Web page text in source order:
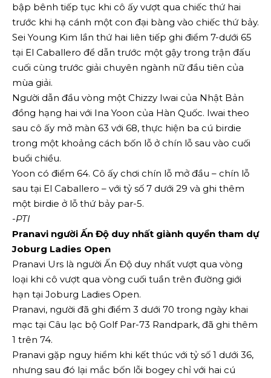
bập bênh tiếp tục khi cô ấy vượt qua chiếc thứ hai
trước khi hạ cánh một con đại bàng vào chiếc thứ bảy.
Sei Young Kim lần thứ hai liên tiếp ghi điểm 7-dưới 65
tại El Caballero để dẫn trước một gậy trong trận đấu
cuối cùng trước giải chuyên ngành nữ đầu tiên của
mùa giải.
Người dẫn đầu vòng một Chizzy Iwai của Nhật Bản
đồng hạng hai với Ina Yoon của Hàn Quốc. Iwai theo
sau cô ấy mở màn 63 với 68, thực hiện ba cú birdie
trong một khoảng cách bốn lỗ ở chín lỗ sau vào cuối
buổi chiều.
Yoon có điểm 64. Cô ấy chơi chín lỗ mở đầu – chín lỗ
sau tại El Caballero – với tỷ số 7 dưới 29 và ghi thêm
một birdie ở lỗ thứ bảy par-5.
-PTI
Pranavi người Ấn Độ duy nhất giành quyền tham dự
Joburg Ladies Open
Pranavi Urs là người Ấn Độ duy nhất vượt qua vòng
loại khi cô vượt qua vòng cuối tuần trên đường giới
hạn tại Joburg Ladies Open.
Pranavi, người đã ghi điểm 3 dưới 70 trong ngày khai
mạc tại Câu lạc bộ Golf Par-73 Randpark, đã ghi thêm
1 trên 74.
Pranavi gặp nguy hiểm khi kết thúc với tỷ số 1 dưới 36,
nhưng sau đó lại mắc bốn lỗi bogey chỉ với hai cú